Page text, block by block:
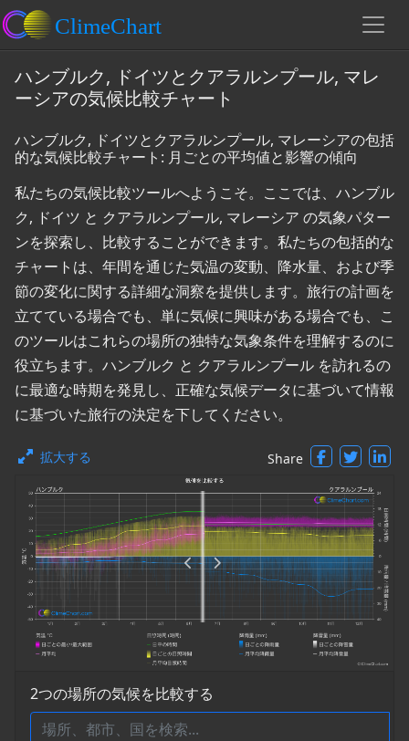
ハンブルク, ドイツとクアラルンプール, マレ
ーシアの気候比較チャート
ハンブルク, ドイツとクアラルンプール, マレーシアの包括
的な気候比較チャート: 月ごとの平均値と影響の傾向
私たちの気候比較ツールへようこそ。ここでは、ハンブル
ク, ドイツ と クアラルンプール, マレーシア の気象パター
ンを探索し、比較することができます。私たちの包括的な
チャートは、年間を通じた気温の変動、降水量、および季
節の変化に関する詳細な洞察を提供します。旅行の計画を
立てている場合でも、単に気候に興味がある場合でも、こ
のツールはこれらの場所の独特な気象条件を理解するのに
役立ちます。ハンブルク と クアラルンプール を訪れるの
に最適な時期を発見し、正確な気候データに基づいて情報
に基づいた旅行の決定を下してください。
拡大する Share
2つの場所の気候を比較する